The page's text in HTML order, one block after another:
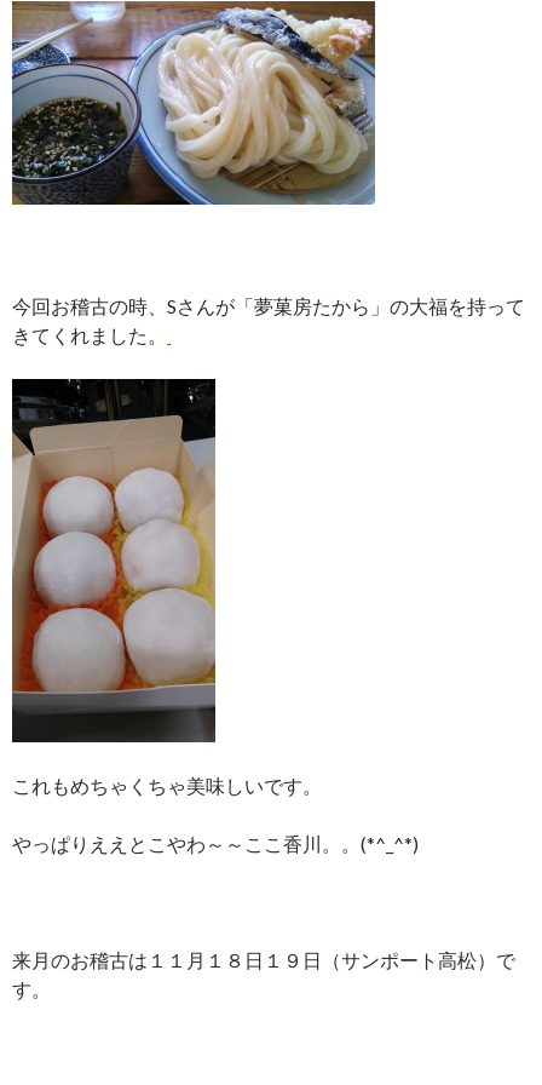
今回お稽古の時、Sさんが「夢菓房たから」の大福を持って
きてくれました。
これもめちゃくちゃ美味しいです。
やっぱりええとこやわ～～ここ香川。。(*^_^*)
来月のお稽古は１１月１８日１９日（サンポート高松）で
す。